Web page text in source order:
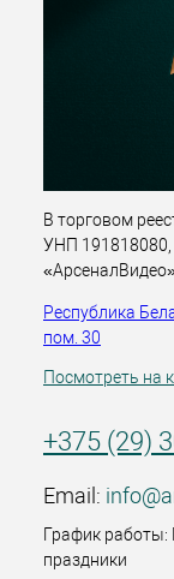
В торговом
УНП
Республика
пом. 30
Посмотреть на
+375 (29)
Email:
График работы:
праздники